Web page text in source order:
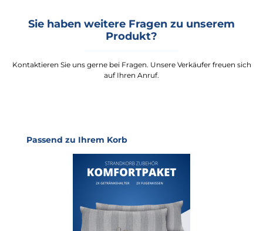
Sie haben weitere Fragen zu unserem
Produkt?
Kontaktieren Sie uns gerne bei Fragen. Unsere Verkäufer freuen sich
auf Ihren Anruf.
Produktgalerie überspringen
Passend zu Ihrem Korb